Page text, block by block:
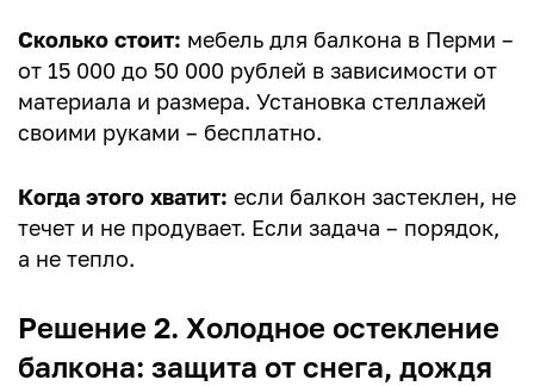
Сколько стоит: мебель для балкона в Перми –
от 15 000 до 50 000 рублей в зависимости от
материала и размера. Установка стеллажей
своими руками – бесплатно.
Когда этого хватит: если балкон застеклен, не
течет и не продувает. Если задача – порядок,
а не тепло.
Решение 2. Холодное остекление
балкона: защита от снега, дождя